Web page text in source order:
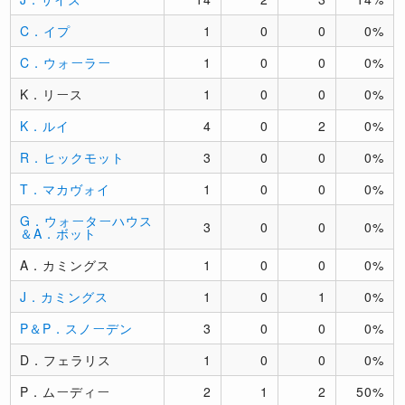
C．イプ
1 0 0
0%
C．ウォーラー
1 0 0
0%
K．リース
1 0 0
0%
K．ルイ
4 0 2
0%
R．ヒックモット
3 0 0
0%
T．マカヴォイ
1 0 0
0%
G．ウォーターハウス
＆A．ボット 3 0 0 0%
A．カミングス 1 0 0
0%
J．カミングス
1 0 1
0%
P＆P．スノーデン
3 0 0
0%
D．フェラリス
1 0 0
0%
P．ムーディー
2 1 2 50%